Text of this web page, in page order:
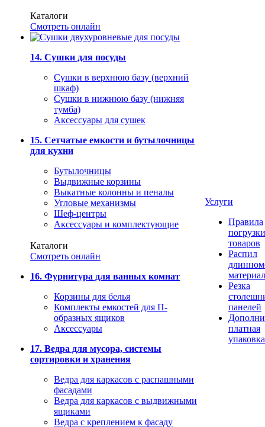
Каталоги
Смотреть онлайн
14. Сушки для посуды
Сушки в верхнюю базу (верхний
шкаф)
Сушки в нижнюю базу (нижняя
тумба)
Аксессуары для сушек
15. Сетчатые емкости и бутылочницы
для кухни
Бутылочницы
Выдвижные корзины
Выкатные колонны и пеналы
Угловые механизмы
Шеф-центры
Аксессуары и комплектующие
Каталоги
Смотреть онлайн
16. Фурнитура для ванных комнат
Корзины для белья
Комплекты емкостей для П-
образных ящиков
Аксессуары
17. Ведра для мусора, системы
сортировки и хранения
Ведра для каркасов с распашными
фасадами
Ведра для каркасов с выдвижными
ящиками
Ведра с креплением к фасаду
Услуги
Правила
погрузки
товаров
Распил
Резка
панелей
платная
упаковка